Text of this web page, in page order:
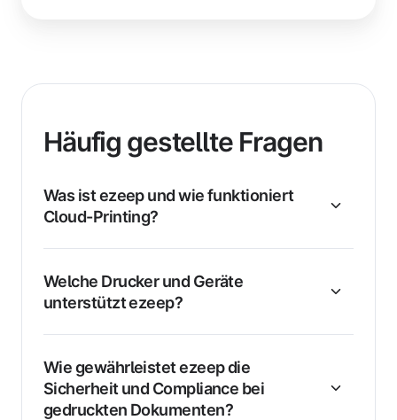
Häufig gestellte Fragen
Was ist ezeep und wie funktioniert
Cloud-Printing?
Welche Drucker und Geräte
unterstützt ezeep?
Wie gewährleistet ezeep die
Sicherheit und Compliance bei
gedruckten Dokumenten?